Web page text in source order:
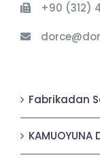
+90 (312)
Fabrikadan
KAMUOYUNA